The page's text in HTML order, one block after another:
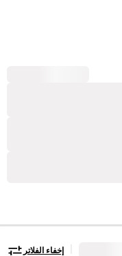
إخفاء الفلاتر